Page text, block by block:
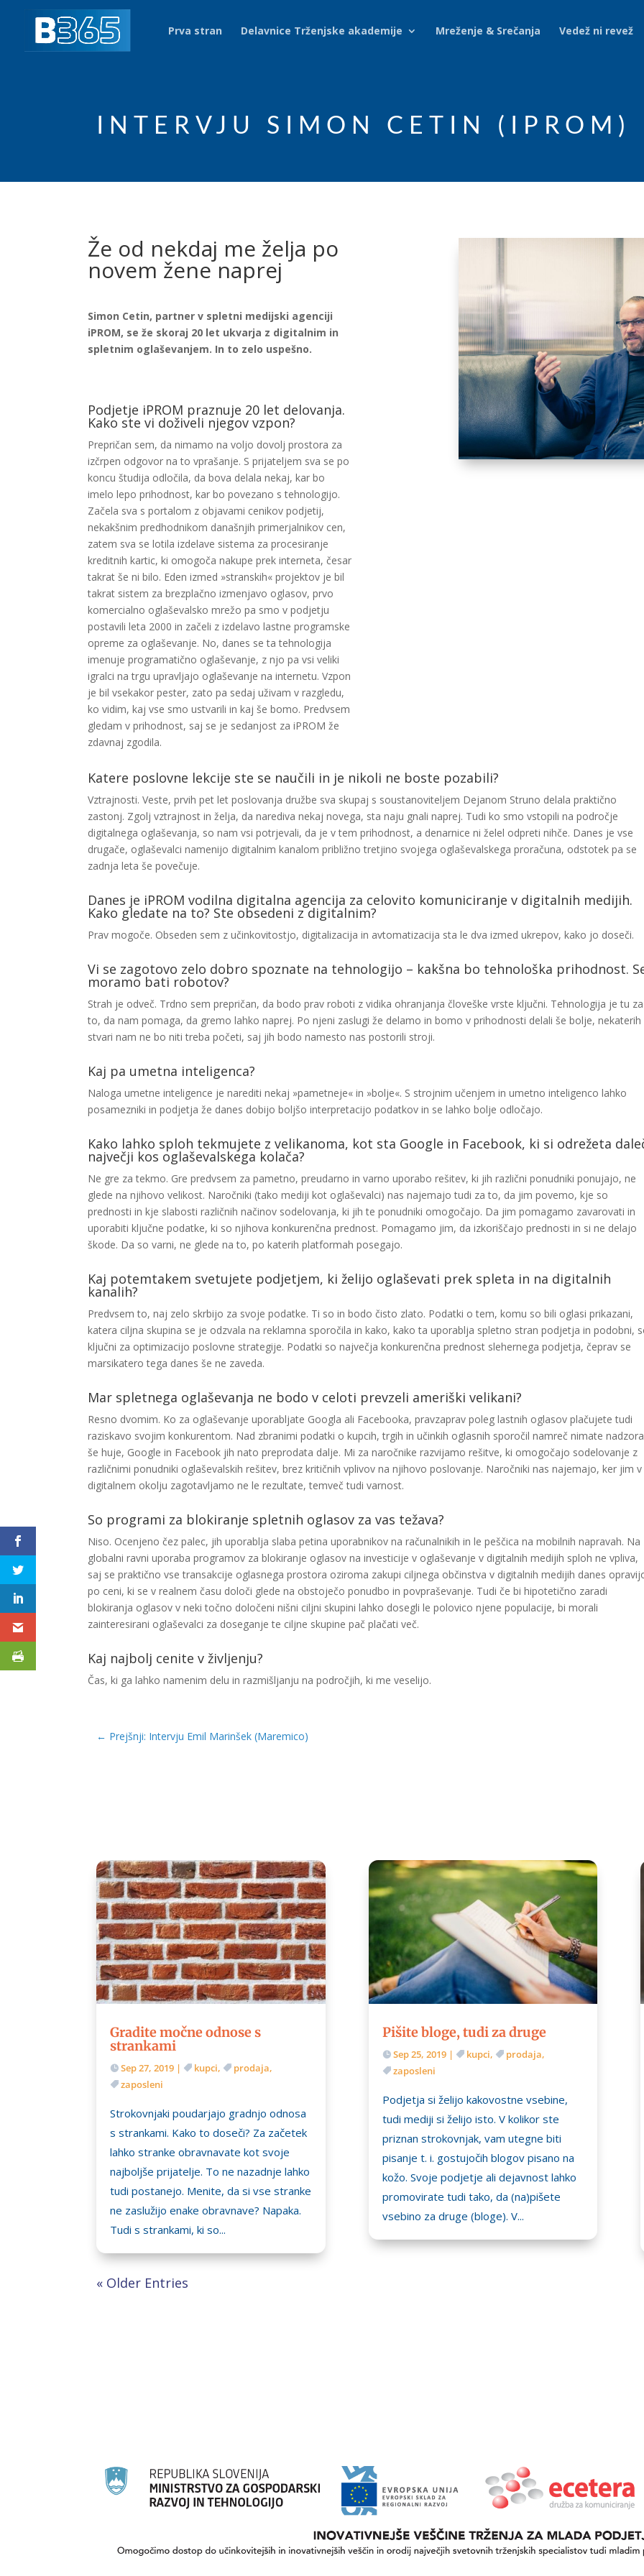
Prva stran Delavnice Trženjske akademije Mreženje & Srečanja Vedež ni revež
INTERVJU SIMON CETIN (IPROM)
Že od nekdaj me želja po
novem žene naprej
Simon Cetin, partner v spletni medijski agenciji
iPROM, se že skoraj 20 let ukvarja z digitalnim in
spletnim oglaševanjem. In to zelo uspešno.
Podjetje iPROM praznuje 20 let delovanja.
Kako ste vi doživeli njegov vzpon?
Prepričan sem, da nimamo na voljo dovolj prostora za
izčrpen odgovor na to vprašanje. S prijateljem sva se po
koncu študija odločila, da bova delala nekaj, kar bo
imelo lepo prihodnost, kar bo povezano s tehnologijo.
Začela sva s portalom z objavami cenikov podjetij,
nekakšnim predhodnikom današnjih primerjalnikov cen,
zatem sva se lotila izdelave sistema za procesiranje
kreditnih kartic, ki omogoča nakupe prek interneta, česar
takrat še ni bilo. Eden izmed »stranskih« projektov je bil
takrat sistem za brezplačno izmenjavo oglasov, prvo
komercialno oglaševalsko mrežo pa smo v podjetju
postavili leta 2000 in začeli z izdelavo lastne programske
opreme za oglaševanje. No, danes se ta tehnologija
imenuje programatično oglaševanje, z njo pa vsi veliki
igralci na trgu upravljajo oglaševanje na internetu. Vzpon
je bil vsekakor pester, zato pa sedaj uživam v razgledu,
ko vidim, kaj vse smo ustvarili in kaj še bomo. Predvsem
gledam v prihodnost, saj se je sedanjost za iPROM že
zdavnaj zgodila.
Katere poslovne lekcije ste se naučili in je nikoli ne boste pozabili?
Vztrajnosti. Veste, prvih pet let poslovanja družbe sva skupaj s soustanoviteljem Dejanom Struno delala praktično
zastonj. Zgolj vztrajnost in želja, da narediva nekaj novega, sta naju gnali naprej. Tudi ko smo vstopili na področje
digitalnega oglaševanja, so nam vsi potrjevali, da je v tem prihodnost, a denarnice ni želel odpreti nihče. Danes je vse
drugače, oglaševalci namenijo digitalnim kanalom približno tretjino svojega oglaševalskega proračuna, odstotek pa se
zadnja leta še povečuje.
Danes je iPROM vodilna digitalna agencija za celovito komuniciranje v digitalnih medijih.
Kako gledate na to? Ste obsedeni z digitalnim?
Prav mogoče. Obseden sem z učinkovitostjo, digitalizacija in avtomatizacija sta le dva izmed ukrepov, kako jo doseči.
Vi se zagotovo zelo dobro spoznate na tehnologijo – kakšna bo tehnološka prihodnost.
moramo bati robotov?
Strah je odveč. Trdno sem prepričan, da bodo prav roboti z vidika ohranjanja človeške vrste ključni. Tehnologija je tu za
to, da nam pomaga, da gremo lahko naprej. Po njeni zaslugi že delamo in bomo v prihodnosti delali še bolje, nekaterih
stvari nam ne bo niti treba početi, saj jih bodo namesto nas postorili stroji.
Kaj pa umetna inteligenca?
Naloga umetne inteligence je narediti nekaj »pametneje« in »bolje«. S strojnim učenjem in umetno inteligenco lahko
posamezniki in podjetja že danes dobijo boljšo interpretacijo podatkov in se lahko bolje odločajo.
Kako lahko sploh tekmujete z velikanoma, kot sta Google in Facebook, ki si odrežeta
največji kos oglaševalskega kolača?
Ne gre za tekmo. Gre predvsem za pametno, preudarno in varno uporabo rešitev, ki jih različni ponudniki ponujajo, ne
glede na njihovo velikost. Naročniki (tako mediji kot oglaševalci) nas najemajo tudi za to, da jim povemo, kje so
prednosti in kje slabosti različnih načinov sodelovanja, ki jih te ponudniki omogočajo. Da jim pomagamo zavarovati in
uporabiti ključne podatke, ki so njihova konkurenčna prednost. Pomagamo jim, da izkoriščajo prednosti in si ne delajo
škode. Da so varni, ne glede na to, po katerih platformah posegajo.
Kaj potemtakem svetujete podjetjem, ki želijo oglaševati prek spleta in na digitalnih
kanalih?
Predvsem to, naj zelo skrbijo za svoje podatke. Ti so in bodo čisto zlato. Podatki o tem, komu so bili oglasi prikazani,
katera ciljna skupina se je odzvala na reklamna sporočila in kako, kako ta uporablja spletno stran podjetja in podobni,
ključni za optimizacijo poslovne strategije. Podatki so največja konkurenčna prednost slehernega podjetja, čeprav se
marsikatero tega danes še ne zaveda.
Mar spletnega oglaševanja ne bodo v celoti prevzeli ameriški velikani?
Resno dvomim. Ko za oglaševanje uporabljate Googla ali Facebooka, pravzaprav poleg lastnih oglasov plačujete tudi
raziskavo svojim konkurentom. Nad zbranimi podatki o kupcih, trgih in učinkih oglasnih sporočil namreč nimate
še huje, Google in Facebook jih nato preprodata dalje. Mi za naročnike razvijamo rešitve, ki omogočajo sodelovanje z
različnimi ponudniki oglaševalskih rešitev, brez kritičnih vplivov na njihovo poslovanje. Naročniki nas najemajo, ker jim v
digitalnem okolju zagotavljamo ne le rezultate, temveč tudi varnost.
So programi za blokiranje spletnih oglasov za vas težava?
Niso. Ocenjeno čez palec, jih uporablja slaba petina uporabnikov na računalnikih in le peščica na mobilnih napravah. Na
globalni ravni uporaba programov za blokiranje oglasov na investicije v oglaševanje v digitalnih medijih sploh ne vpliva,
saj se praktično vse transakcije oglasnega prostora oziroma zakupi ciljnega občinstva v digitalnih medijih danes
po ceni, ki se v realnem času določi glede na obstoječo ponudbo in povpraševanje. Tudi če bi hipotetično zaradi
blokiranja oglasov v neki točno določeni nišni ciljni skupini lahko dosegli le polovico njene populacije, bi morali
zainteresirani oglaševalci za doseganje te ciljne skupine pač plačati več.
Kaj najbolj cenite v življenju?
Čas, ki ga lahko namenim delu in razmišljanju na področjih, ki me veselijo.
← Prejšnji: Intervju Emil Marinšek (Maremico)
Gradite močne odnose s
strankami
Sep 27, 2019 | kupci, prodaja,
zaposleni
Strokovnjaki poudarjajo gradnjo odnosa
s strankami. Kako to doseči? Za začetek
lahko stranke obravnavate kot svoje
najboljše prijatelje. To ne nazadnje lahko
tudi postanejo. Menite, da si vse stranke
ne zaslužijo enake obravnave? Napaka.
Tudi s strankami, ki so...
Pišite bloge, tudi za druge
Sep 25, 2019| kupci, prodaja,
zaposleni
Podjetja si želijo kakovostne vsebine,
tudi mediji si želijo isto. V kolikor ste
priznan strokovnjak, vam utegne biti
pisanje t. i. gostujočih blogov pisano na
kožo. Svoje podjetje ali dejavnost lahko
promovirate tudi tako, da (na)pišete
vsebino za druge (bloge). V...
« Older Entries